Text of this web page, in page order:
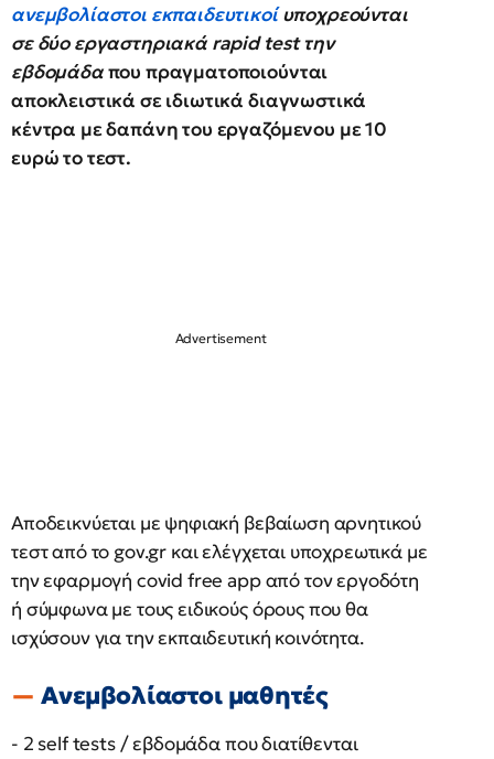
ανεμβολίαστοι εκπαιδευτικοίυποχρεούνται
σε δύο εργαστηριακά rapid test την
εβδομάδαπου πραγματοποιούνται
αποκλειστικά σε ιδιωτικά διαγνωστικά
κέντρα με δαπάνη του εργαζόμενου με 10
ευρώ το τεστ.
Αποδεικνύεται με ψηφιακή βεβαίωση αρνητικού
τεστ από το gov.gr και ελέγχεται υποχρεωτικά με
την εφαρμογή covid free app από τον εργοδότη
ή σύμφωνα με τους ειδικούς όρους που θα
ισχύσουν για την εκπαιδευτική κοινότητα.
Ανεμβολίαστοι μαθητές
- 2 self tests / εβδομάδα που διατίθενται